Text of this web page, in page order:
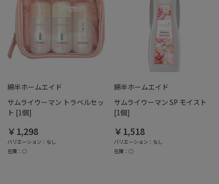
綿半ホームエイド
サムライウーマン トラベルセッ
ト [1個]
￥1,298
バリエーション：なし
在庫：○
綿半ホームエイド
サムライウーマン SP モイスト
[1個]
￥1,518
バリエーション：なし
在庫：○